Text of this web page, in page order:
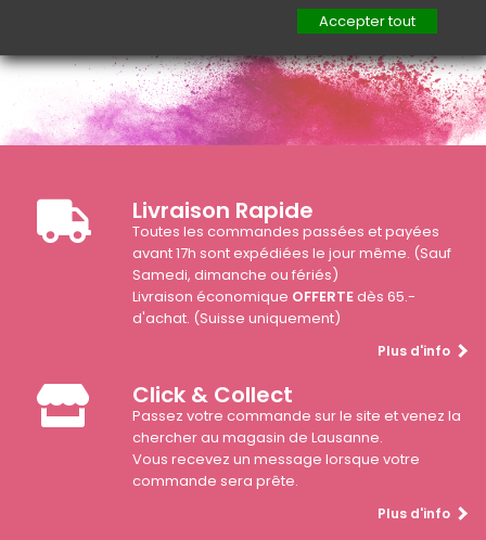
Livraison Rapide
Toutes les commandes passées et payées
avant 17h sont expédiées le jour même. (Sauf
Samedi, dimanche ou fériés)
Livraison économique OFFERTEdès 65.-
d'achat. (Suisse uniquement)
Plus d'info
Click & Collect
Passez votre commande sur le site et venez la
chercher au magasin de Lausanne.
Vous recevez un message lorsque votre
commande sera prête.
Plus d'info
Accepter tout